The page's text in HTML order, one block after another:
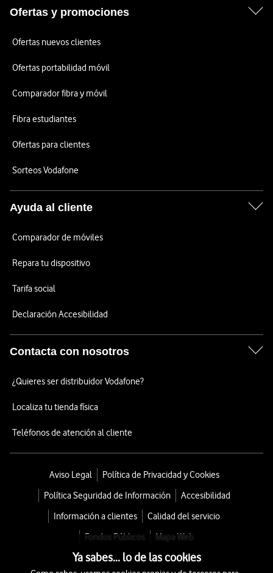
Ofertas y promociones
Ofertas nuevos clientes
Ofertas portabilidad móvil
Comparador fibra y móvil
Fibra estudiantes
Ofertas para clientes
Sorteos Vodafone
Ayuda al cliente
Comparador de móviles
Repara tu dispositivo
Tarifa social
Declaración Accesibilidad
Contacta con nosotros
¿Quieres ser distribuidor Vodafone?
Localiza tu tienda física
Teléfonos de atención al cliente
Aviso Legal
Política de Privacidad y Cookies
Política Seguridad de Información
Accesibilidad
Información a clientes
Calidad del servicio
Fondos Públicos
Mapa Web
Ya sabes... lo de las cookies